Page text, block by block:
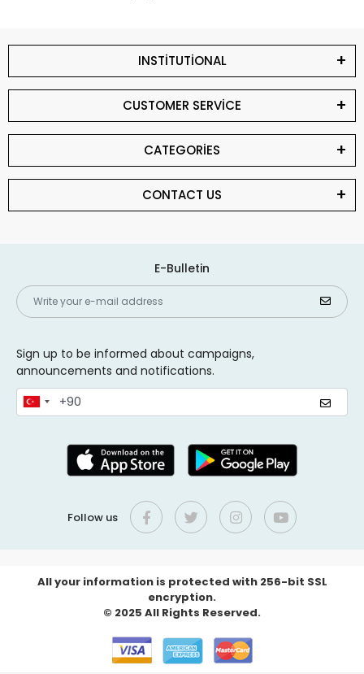
INSTİTUTİONAL
CUSTOMER SERVİCE
CATEGORİES
CONTACT US
E-Bulletin
Sign up to be informed about campaigns,
announcements and notifications.
Follow us
All your information is protected with 256-bit SSL
encryption.
© 2025 All Rights Reserved.